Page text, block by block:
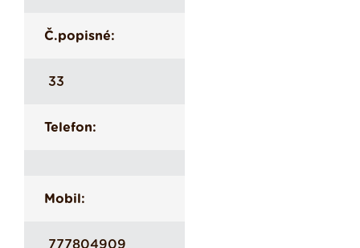
Č.popisné:
33
Telefon:
Mobil:
777804909